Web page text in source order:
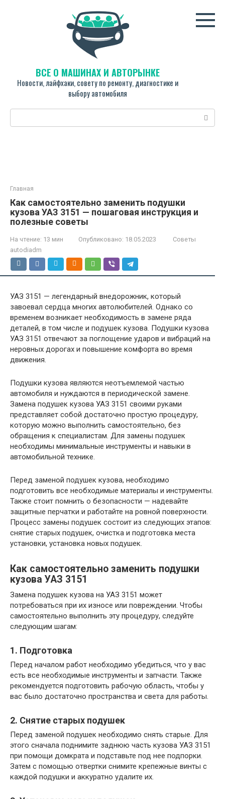
ВСЁ О МАШИНАХ И АВТОРЫНКЕ
Новости, лайфхаки, совету по ремонту, диагностике и
выбору автомобиля
Поиск:
Главная
Как самостоятельно заменить подушки
кузова УАЗ 3151 — пошаговая инструкция и
полезные советы
На чтение: 13 мин Опубликовано: 18.05.2023
Советы
autodiadm
УАЗ 3151 — легендарный внедорожник, который
завоевал сердца многих автолюбителей. Однако со
временем возникает необходимость в замене ряда
деталей, в том числе и подушек кузова. Подушки кузова
УАЗ 3151 отвечают за поглощение ударов и вибраций на
неровных дорогах и повышение комфорта во время
движения.
Подушки кузова являются неотъемлемой частью
автомобиля и нуждаются в периодической замене.
Замена подушек кузова УАЗ 3151 своими руками
представляет собой достаточно простую процедуру,
которую можно выполнить самостоятельно, без
обращения к специалистам. Для замены подушек
необходимы минимальные инструменты и навыки в
автомобильной технике.
Перед заменой подушек кузова, необходимо
подготовить все необходимые материалы и инструменты.
Также стоит помнить о безопасности — надевайте
защитные перчатки и работайте на ровной поверхности.
Процесс замены подушек состоит из следующих этапов:
снятие старых подушек, очистка и подготовка места
установки, установка новых подушек.
Как самостоятельно заменить подушки
кузова УАЗ 3151
Замена подушек кузова на УАЗ 3151 может
потребоваться при их износе или повреждении. Чтобы
самостоятельно выполнить эту процедуру, следуйте
следующим шагам:
1. Подготовка
Перед началом работ необходимо убедиться, что у вас
есть все необходимые инструменты и запчасти. Также
рекомендуется подготовить рабочую область, чтобы у
вас было достаточно пространства и света для работы.
2. Снятие старых подушек
Перед заменой подушек необходимо снять старые. Для
этого сначала поднимите заднюю часть кузова УАЗ 3151
при помощи домкрата и подставьте под нее подпорки.
Затем с помощью отвертки снимите крепежные винты с
каждой подушки и аккуратно удалите их.